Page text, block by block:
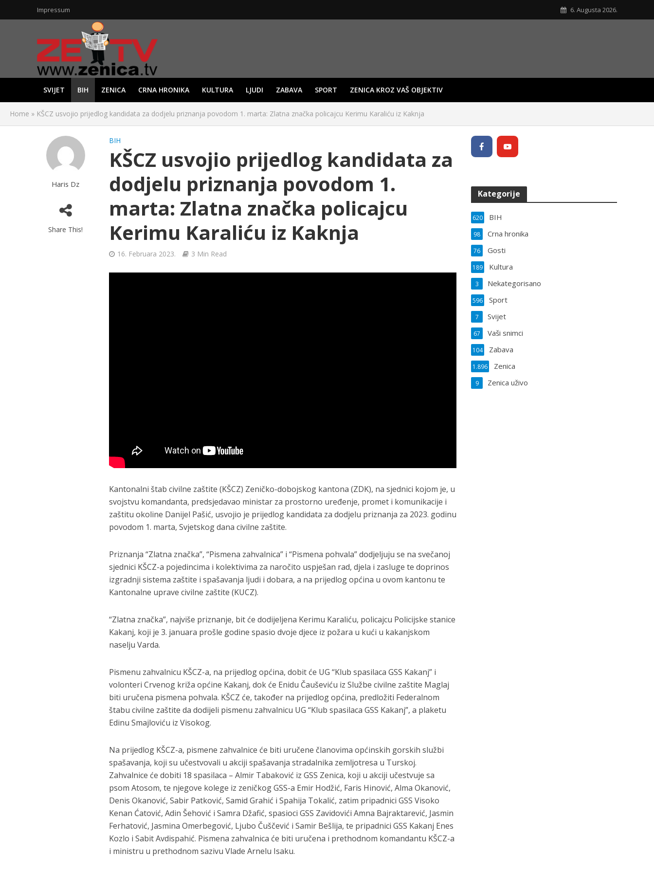
Impressum 6. Augusta 2026.
SVIJET BIH ZENICA CRNA HRONIKA KULTURA LJUDI ZABAVA SPORT ZENICA KROZ VAŠ OBJEKTIV
Home » KŠCZ usvojio prijedlog kandidata za dodjelu priznanja povodom 1. marta: Zlatna značka policajcu Kerimu Karaliću iz Kaknja
Haris Dz
Share This!
BIH
KŠCZ usvojio prijedlog kandidata za
dodjelu priznanja povodom 1.
marta: Zlatna značka policajcu
Kerimu Karaliću iz Kaknja
16. Februara 2023. 3 Min Read
Kantonalni štab civilne zaštite (KŠCZ) Zeničko-dobojskog kantona (ZDK), na sjednici kojom je, u
svojstvu komandanta, predsjedavao ministar za prostorno uređenje, promet i komunikacije i
zaštitu okoline Danijel Pašić, usvojio je prijedlog kandidata za dodjelu priznanja za 2023. godinu
povodom 1. marta, Svjetskog dana civilne zaštite.
Priznanja “Zlatna značka”, “Pismena zahvalnica” i “Pismena pohvala” dodjeljuju se na svečanoj
sjednici KŠCZ-a pojedincima i kolektivima za naročito uspješan rad, djela i zasluge te doprinos
izgradnji sistema zaštite i spašavanja ljudi i dobara, a na prijedlog općina u ovom kantonu te
Kantonalne uprave civilne zaštite (KUCZ).
“Zlatna značka”, najviše priznanje, bit će dodijeljena Kerimu Karaliću, policajcu Policijske stanice
Kakanj, koji je 3. januara prošle godine spasio dvoje djece iz požara u kući u kakanjskom
naselju Varda.
Pismenu zahvalnicu KŠCZ-a, na prijedlog općina, dobit će UG “Klub spasilaca GSS Kakanj” i
volonteri Crvenog križa općine Kakanj, dok će Enidu Čauševiću iz Službe civilne zaštite Maglaj
biti uručena pismena pohvala. KŠCZ će, također na prijedlog općina, predložiti Federalnom
štabu civilne zaštite da dodijeli pismenu zahvalnicu UG “Klub spasilaca GSS Kakanj”, a plaketu
Edinu Smajloviću iz Visokog.
Na prijedlog KŠCZ-a, pismene zahvalnice će biti uručene članovima općinskih gorskih službi
spašavanja, koji su učestvovali u akciji spašavanja stradalnika zemljotresa u Turskoj.
Zahvalnice će dobiti 18 spasilaca – Almir Tabaković iz GSS Zenica, koji u akciji učestvuje sa
psom Atosom, te njegove kolege iz zeničkog GSS-a Emir Hodžić, Faris Hinović, Alma Okanović,
Denis Okanović, Sabir Patković, Samid Grahić i Spahija Tokalić, zatim pripadnici GSS Visoko
Kenan Ćatović, Adin Šehović i Samra Džafić, spasioci GSS Zavidovići Amna Bajraktarević, Jasmin
Ferhatović, Jasmina Omerbegović, Ljubo Čuščević i Samir Bešlija, te pripadnici GSS Kakanj Enes
Kozlo i Sabit Avdispahić. Pismena zahvalnica će biti uručena i prethodnom komandantu KŠCZ-a
i ministru u prethodnom sazivu Vlade Arnelu Isaku.
Kategorije
BIH
620
Crna hronika
98
Gosti
76
Kultura
189
Nekategorisano
3
Sport
596
Svijet
7
Vaši snimci
67
Zabava
104
Zenica
1.896
Zenica uživo
9